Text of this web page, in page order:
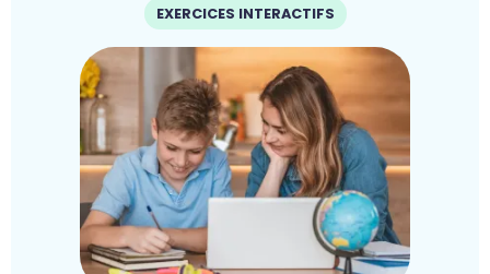
EXERCICES INTERACTIFS